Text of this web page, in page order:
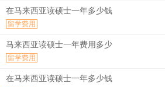
在马来西亚读硕士一年多少钱
留学费用
马来西亚读硕士一年费用多少
留学费用
在马来西亚读硕士一年多少钱